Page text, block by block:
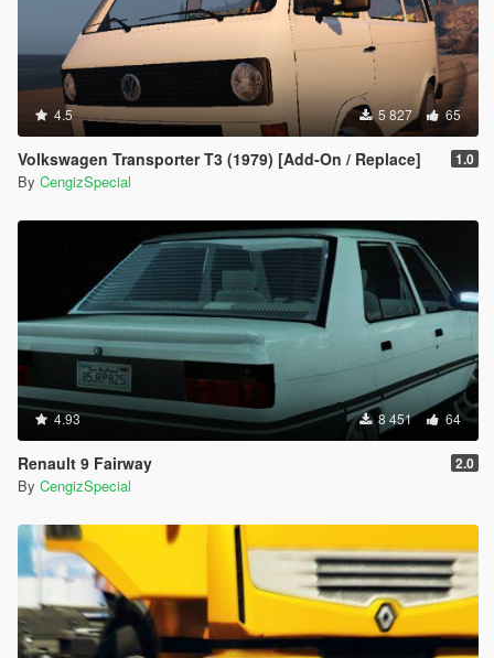
4.5 5 827 65
Volkswagen Transporter T3 (1979) [Add-On / Replace] 1.0
By CengizSpecial
4.93 8 451 64
Renault 9 Fairway 2.0
By CengizSpecial